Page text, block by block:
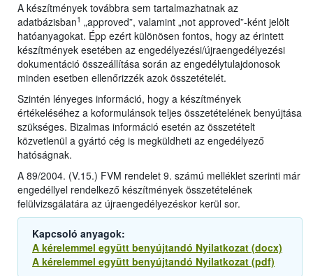
A készítmények továbbra sem tartalmazhatnak az
adatbázisban1 „approved”, valamint „not approved”-ként jelölt
hatóanyagokat. Épp ezért különösen fontos, hogy az érintett
készítmények esetében az engedélyezési/újraengedélyezési
dokumentáció összeállítása során az engedélytulajdonosok
minden esetben ellenőrizzék azok összetételét.
Szintén lényeges információ, hogy a készítmények
értékeléséhez a koformulánsok teljes összetételének benyújtása
szükséges. Bizalmas információ esetén az összetételt
közvetlenül a gyártó cég is megküldheti az engedélyező
hatóságnak.
A 89/2004. (V.15.) FVM rendelet 9. számú melléklet szerinti már
engedéllyel rendelkező készítmények összetételének
felülvizsgálatára az újraengedélyezéskor kerül sor.
Kapcsoló anyagok:
A kérelemmel együtt benyújtandó Nyilatkozat (docx)
A kérelemmel együtt benyújtandó Nyilatkozat (pdf)